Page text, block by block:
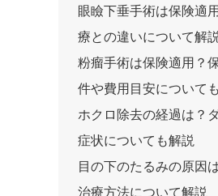
眼瞼下垂手術は保険適
療との違いについて解説
粉瘤手術は保険適用？
件や費用目安について
ホクロ除去の経過は？
症状についても解説
目の下のたるみの原因
治療方法について解説